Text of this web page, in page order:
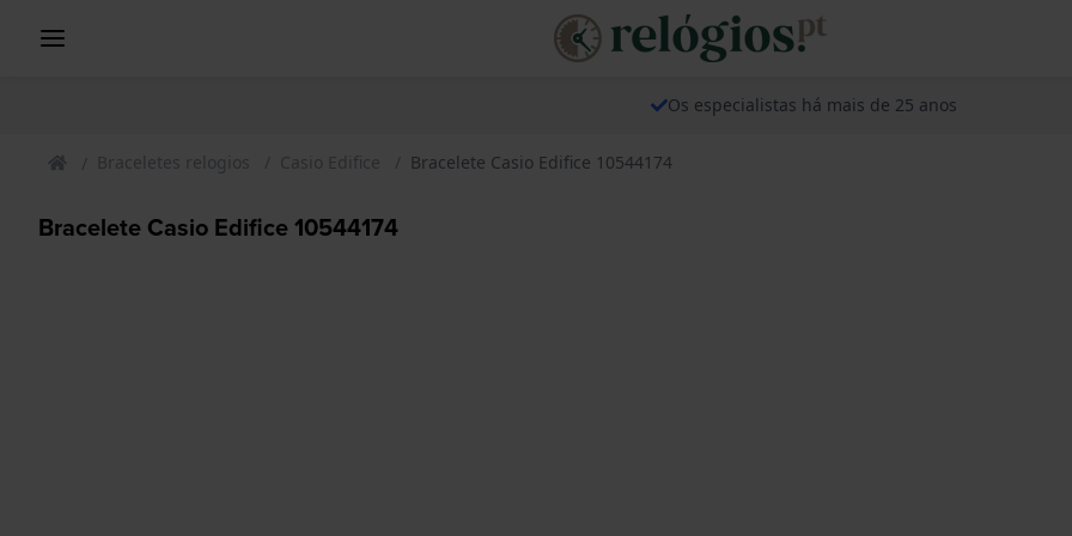
Os especialistas há mais de 25 anos
Braceletes relogios Casio Edifice Bracelete Casio Edifice 10544174
Bracelete Casio Edifice 10544174